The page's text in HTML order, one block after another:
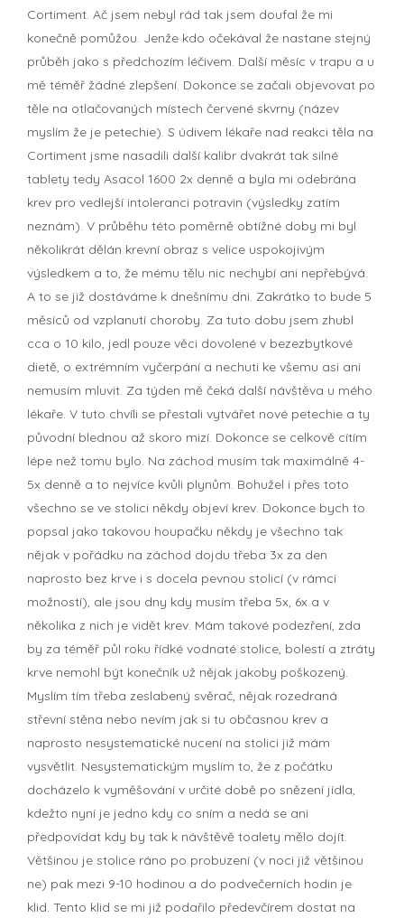
Cortiment. Ač jsem nebyl rád tak jsem doufal že mi
konečně pomůžou. Jenže kdo očekával že nastane stejný
průběh jako s předchozím léčivem. Další měsíc v trapu a u
mě téměř žádné zlepšení. Dokonce se začali objevovat po
těle na otlačovaných místech červené skvrny (název
myslím že je petechie). S údivem lékaře nad reakci těla na
Cortiment jsme nasadili další kalibr dvakrát tak silné
tablety tedy Asacol 1600 2x denně a byla mi odebrána
krev pro vedlejší intoleranci potravin (výsledky zatím
neznám). V průběhu této poměrně obtížné doby mi byl
několikrát dělán krevní obraz s velice uspokojivým
výsledkem a to, že mému tělu nic nechybí ani nepřebývá.
A to se již dostáváme k dnešnímu dni. Zakrátko to bude 5
měsíců od vzplanutí choroby. Za tuto dobu jsem zhubl
cca o 10 kilo, jedl pouze věci dovolené v bezezbytkové
dietě, o extrémním vyčerpání a nechuti ke všemu asi ani
nemusím mluvit. Za týden mě čeká další návštěva u mého
lékaře. V tuto chvíli se přestali vytvářet nové petechie a ty
původní blednou až skoro mizí. Dokonce se celkově cítím
lépe než tomu bylo. Na záchod musím tak maximálně 4-
5x denně a to nejvíce kvůli plynům. Bohužel i přes toto
všechno se ve stolici někdy objeví krev. Dokonce bych to
popsal jako takovou houpačku někdy je všechno tak
nějak v pořádku na záchod dojdu třeba 3x za den
naprosto bez krve i s docela pevnou stolicí (v rámci
možností), ale jsou dny kdy musím třeba 5x, 6x a v
několika z nich je vidět krev. Mám takové podezření, zda
by za téměř půl roku řídké vodnaté stolice, bolestí a ztráty
krve nemohl být konečník už nějak jakoby poškozený.
Myslím tím třeba zeslabený svěrač, nějak rozedraná
střevní stěna nebo nevím jak si tu občasnou krev a
naprosto nesystematické nucení na stolici již mám
vysvětlit. Nesystematickým myslím to, že z počátku
docházelo k vyměšování v určité době po snězení jídla,
kdežto nyní je jedno kdy co sním a nedá se ani
předpovídat kdy by tak k návštěvě toalety mělo dojít.
Většinou je stolice ráno po probuzení (v noci již většinou
ne) pak mezi 9-10 hodinou a do podvečerních hodin je
klid. Tento klid se mi již podařilo předevčírem dostat na